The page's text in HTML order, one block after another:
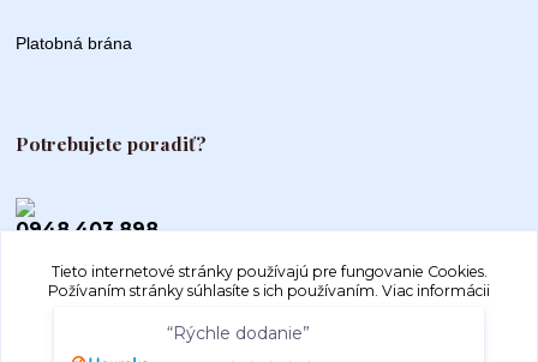
Platobná brána
Potrebujete poradiť?
0948 403 898
info@autogood.sk
Tieto internetové stránky používajú pre fungovanie Cookies.
Požívaním stránky súhlasíte s ich používaním. Viac informácii
“Rýchle dodanie”